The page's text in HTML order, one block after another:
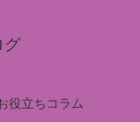
グ
役立ちコラム